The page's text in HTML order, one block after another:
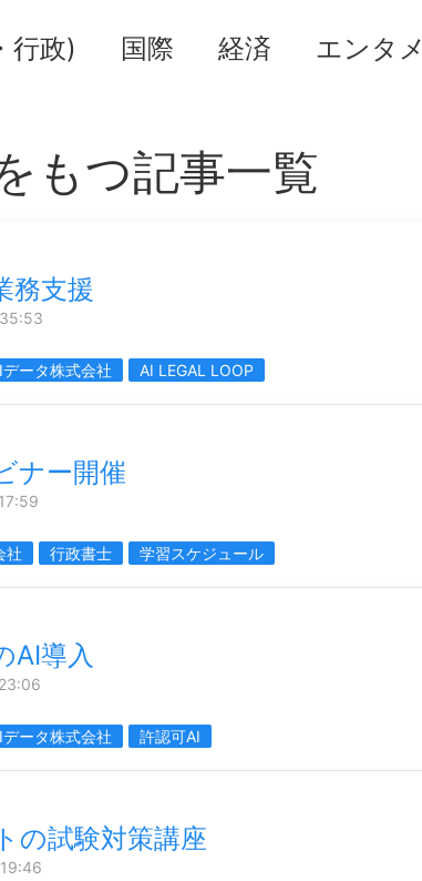
行政) 国際 経済 エンタメ
もつ記事一覧
務支援
データ株式会社 AI LEGAL LOOP
ナー開催
社 行政書士 学習スケジュール
AI導入
データ株式会社 許認可AI
の試験対策講座